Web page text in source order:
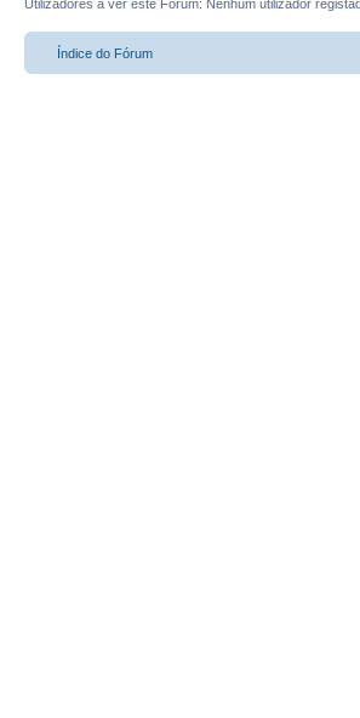
Utilizadores a ver este Fórum: Nenhum utilizador
Índice do Fórum